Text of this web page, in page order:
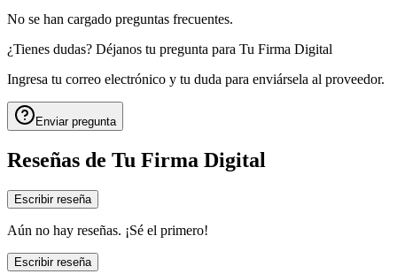
No se han cargado preguntas frecuentes.
¿Tienes dudas? Déjanos tu pregunta para Tu Firma Digital
Ingresa tu correo electrónico y tu duda para enviársela al proveedor.
Enviar pregunta
Reseñas de Tu Firma Digital
Escribir reseña
Aún no hay reseñas. ¡Sé el primero!
Escribir reseña